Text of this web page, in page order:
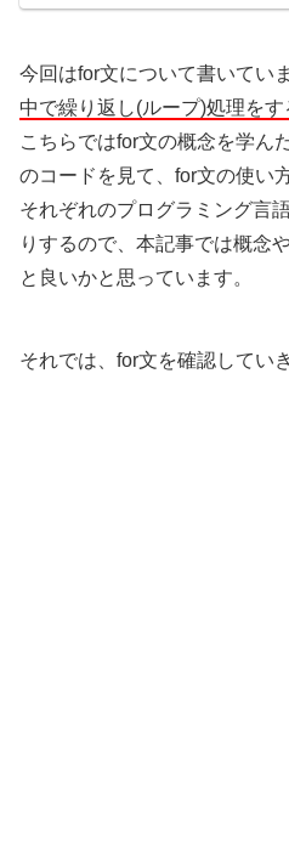
今回はfor文について書いていま
中で繰り返し(ループ)処理を
こちらではfor文の概念を学ん
のコードを見て、for文の使い
それぞれのプログラミング言
りするので、本記事では概念
と良いかと思っています。
それでは、for文を確認してい